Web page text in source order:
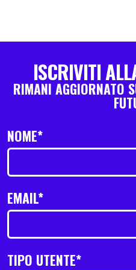
ISCRIVITI
RIMANI AGGIORNATO
NOME*
EMAIL*
TIPO UTENTE*